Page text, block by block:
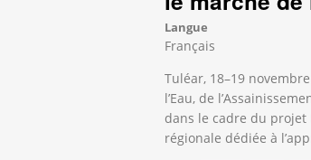
Langue
Français
Tuléar, 18–19
l’Eau, de
dans le cadre du projet
régionale dédiée à